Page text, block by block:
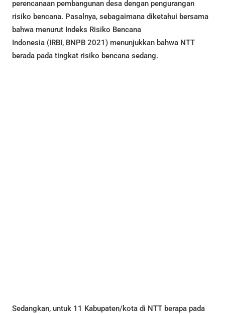
perencanaan pembangunan desa dengan pengurangan
risiko bencana. Pasalnya, sebagaimana diketahui bersama
bahwa menurut Indeks Risiko Bencana
Indonesia (IRBI, BNPB 2021) menunjukkan bahwa NTT
berada pada tingkat risiko bencana sedang.
Sedangkan, untuk 11 Kabupaten/kota di NTT berapa pada